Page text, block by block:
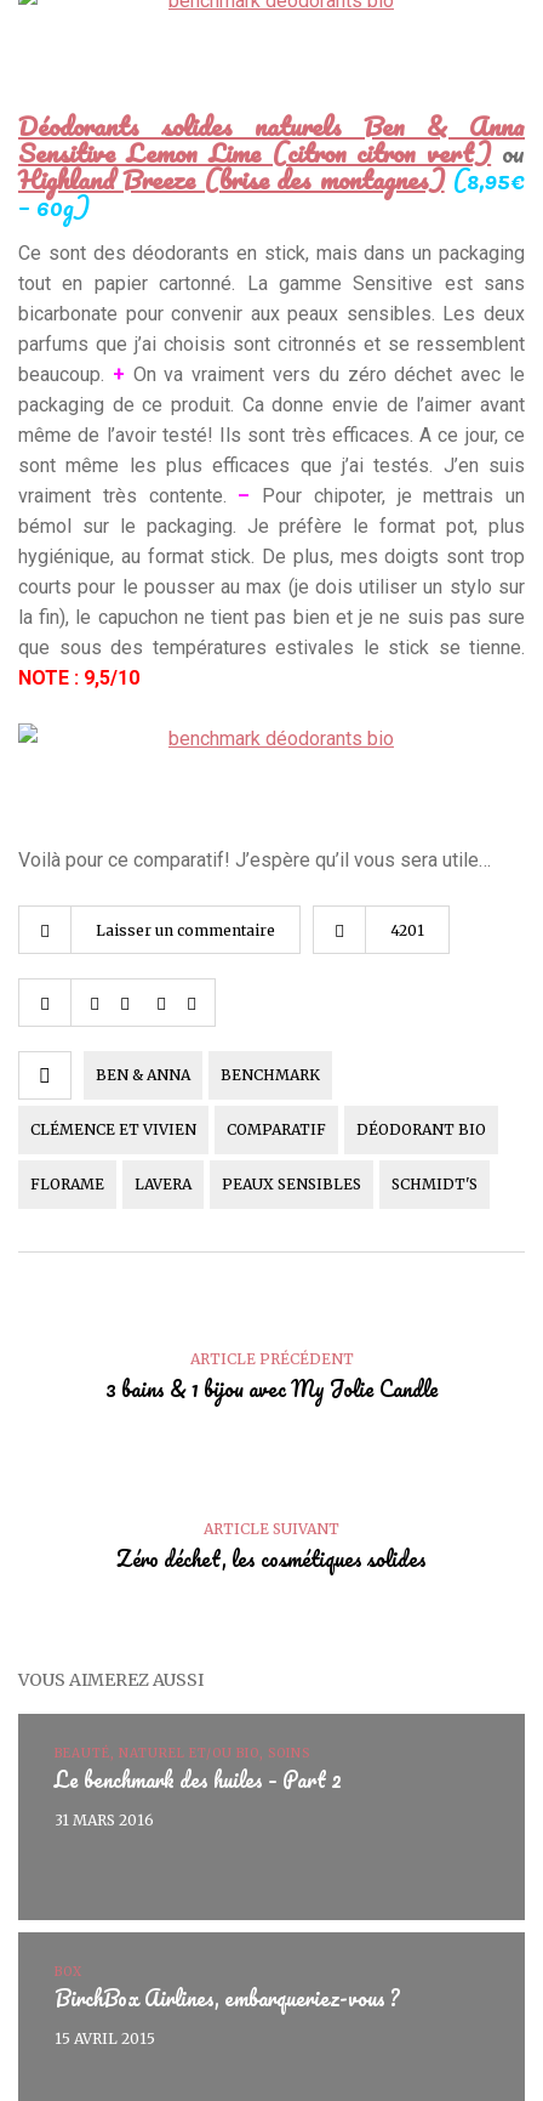
Déodorants solides naturels Ben & Anna
Sensitive Lemon Lime (citron citron vert)ou
Highland Breeze (brise des montagnes)(8,95€
– 60g)
Ce sont des déodorants en stick, mais dans un packaging
tout en papier cartonné. La gamme Sensitive est sans
bicarbonate pour convenir aux peaux sensibles. Les deux
parfums que j’ai choisis sont citronnés et se ressemblent
beaucoup. + On va vraiment vers du zéro déchet avec le
packaging de ce produit. Ca donne envie de l’aimer avant
même de l’avoir testé! Ils sont très efficaces. A ce jour, ce
sont même les plus efficaces que j’ai testés. J’en suis
vraiment très contente. – Pour chipoter, je mettrais un
bémol sur le packaging. Je préfère le format pot, plus
hygiénique, au format stick. De plus, mes doigts sont trop
courts pour le pousser au max (je dois utiliser un stylo sur
la fin), le capuchon ne tient pas bien et je ne suis pas sure
que sous des températures estivales le stick se tienne.
NOTE : 9,5/10
Voilà pour ce comparatif! J’espère qu’il vous sera utile…
Laisser un commentaire 4201
BEN & ANNA BENCHMARK
CLÉMENCE ET VIVIEN COMPARATIF DÉODORANT BIO
FLORAME LAVERA PEAUX SENSIBLES SCHMIDT'S
ARTICLE PRÉCÉDENT
3 bains & 1 bijou avec My Jolie Candle
ARTICLE SUIVANT
Zéro déchet, les cosmétiques solides
VOUS AIMEREZ AUSSI
BEAUTÉ, NATUREL ET/OU BIO, SOINS
Le benchmark des huiles – Part 2
31 MARS 2016
BOX
BirchBox Airlines, embarqueriez-vous ?
15 AVRIL 2015